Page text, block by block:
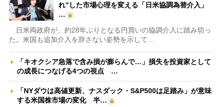
れ”した市場心理を変える「日米協調為替介入」
…
日米両政府が、約28年ぶりとなる円買いの協調介入に踏み切っ
た。米国も追加介入を辞さない姿勢を示して…
「キオクシア急落で含み損が膨らんで…」損失を投資家として
の成長につなげる4つの視点 …
「NYダウは高値更新、ナスダック・S&P500は足踏み」が意味
する米国株市場の変化 半…